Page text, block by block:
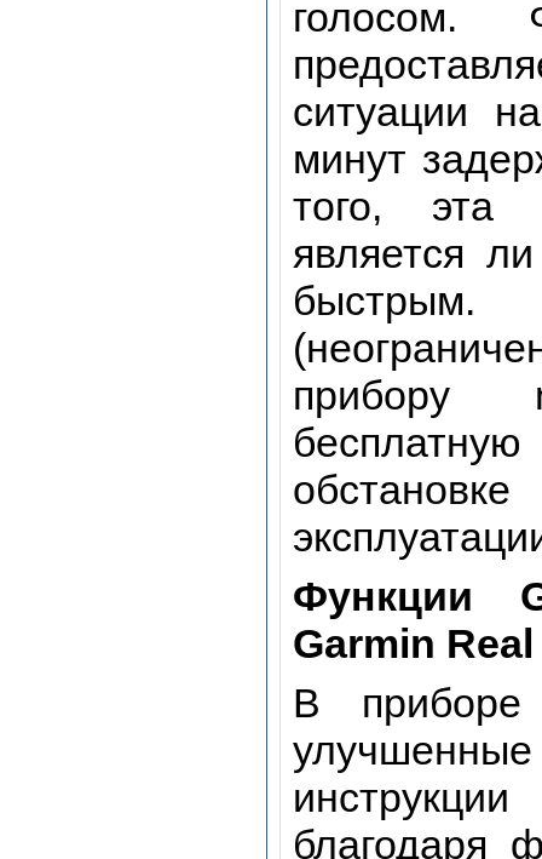
голосом.
ситуации
минут
того, эта
является
прибору
Функции
Garmin
В приборе
благодаря